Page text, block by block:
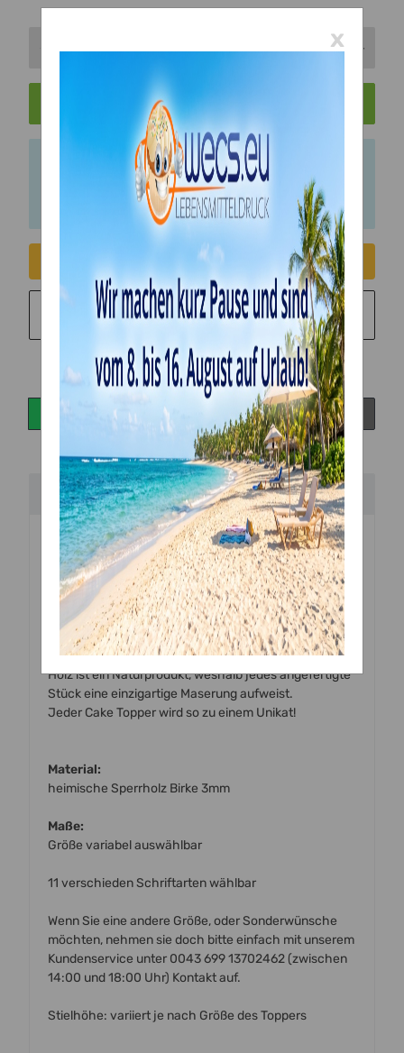
In den Warenkorb
Bitte beachten Sie das Abnahmeintervall von 1
Consent erteilen
Sie möchten in monatlichen Raten zahlen? Weitere
Beschreibung
HandgefertigteTorten TopperausHolz (Birke)zum
Dekorieren von Torten und Kuchen.
Alle unsere Topper werden mit einem hochmodernen
Laser mit viel Liebe zum Detail von uns
vor Ort handgefertigt.
Holz ist ein Naturprodukt, weshalb jedes angefertigte
Stück eine einzigartige Maserung aufweist.
Jeder Cake Topper wird so zu einem Unikat!
Material:
heimische Sperrholz Birke 3mm
Maße:
Größe variabel auswählbar
11 verschieden Schriftarten wählbar
Wenn Sie eine andere Größe, oder Sonderwünsche
möchten, nehmen sie doch bitte einfach mit unserem
Kundenservice unter 0043 699 13702462 (zwischen
14:00 und 18:00 Uhr) Kontakt auf.
Stielhöhe: variiert je nach Größe des Toppers
x